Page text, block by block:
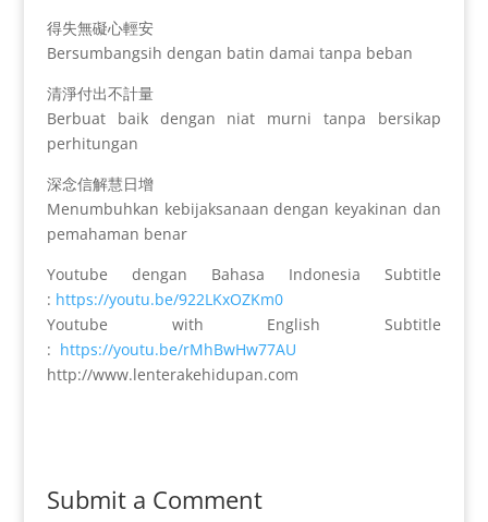
得失無礙心輕安
Bersumbangsih dengan batin damai tanpa beban
清淨付出不計量
Berbuat baik dengan niat murni tanpa bersikap
perhitungan
深念信解慧日增
Menumbuhkan kebijaksanaan dengan keyakinan dan
pemahaman benar
Youtube dengan Bahasa Indonesia Subtitle
: https://youtu.be/922LKxOZKm0
Youtube with English Subtitle
: https://youtu.be/rMhBwHw77AU
http://www.lenterakehidupan.com
Submit a Comment